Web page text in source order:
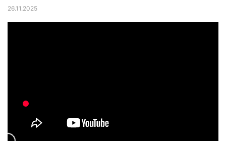
26.11.2025